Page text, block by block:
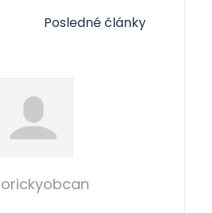
Posledné články